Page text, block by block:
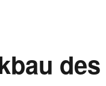
des